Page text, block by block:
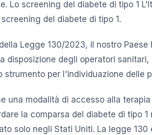
Lo screening del diabete di tipo 1
del diabete di tipo 1.
Legge 130/2023, il nostro
disposizione degli operatori
strumento per l'individuazione delle
una modalità di accesso alla
la comparsa del diabete di tipo
solo negli Stati Uniti. La legge